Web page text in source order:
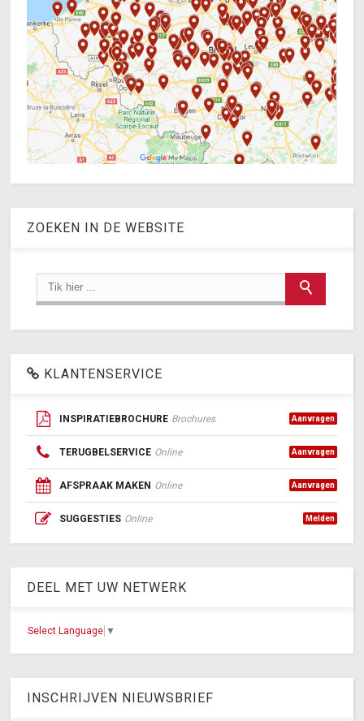
ZOEKEN IN DE WEBSITE
KLANTENSERVICE
INSPIRATIEBROCHURE Brochures Aanvragen
TERUGBELSERVICE Online Aanvragen
AFSPRAAK MAKEN Online Aanvragen
SUGGESTIES Online Melden
DEEL MET UW NETWERK
Select Language ▼
INSCHRIJVEN NIEUWSBRIEF